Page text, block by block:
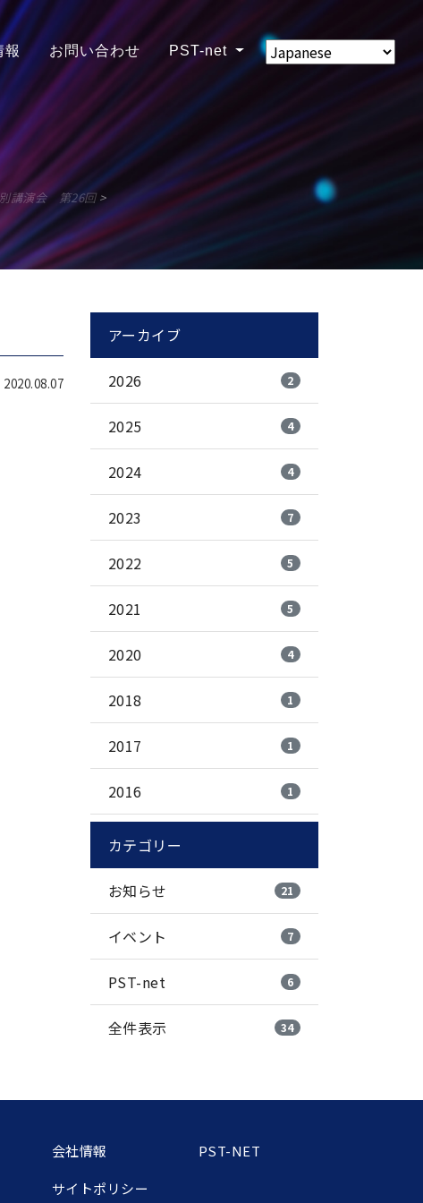
報 お問い合わせ PST-net
講演会 第26回>
アーカイブ
2026 2
2025 4
2024 4
2023 7
2022 5
2021 5
2020 4
2018 1
2017 1
2016 1
カテゴリー
お知らせ 21
イベント 7
PST-net 6
全件表示 34
会社情報
サイトポリシー
PST-NET